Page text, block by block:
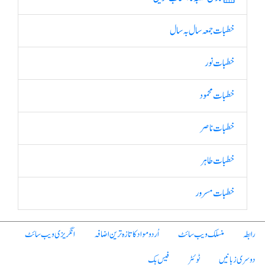
خطبات جمعہ سال بہ سال
خطبات نور
خطبات محمود
خطبات ناصر
خطبات طاہر
خطبات مسرور
رابطہ منسلک ویب سائٹ اُردو مواد کا تازہ ترین اضافہ
انگریزی ویب سائٹ
دوسری زبانیں
ٹوئٹر فیس بک